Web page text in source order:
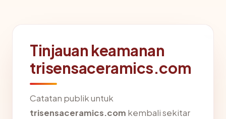
Tinjauan keamanan
trisensaceramics.com
Catatan publik untuk
trisensaceramics.com kembali sekitar